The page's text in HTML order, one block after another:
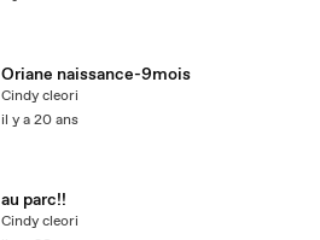
Oriane naissance-9mois
Cindy cleori
il y a 20 ans
au parc!!
Cindy cleori